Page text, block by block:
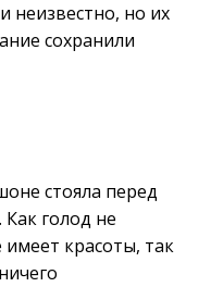
неизвестно, но их
сохранили
стояла перед
голод не
красоты, так